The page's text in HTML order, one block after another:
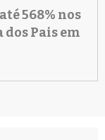
568% nos
dos Pais em